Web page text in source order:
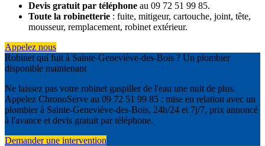
Devis gratuit par téléphone au 09 72 51 99 85.
Toute la robinetterie : fuite, mitigeur, cartouche, joint, tête,
mousseur, remplacement, robinet extérieur.
Appelez nous
Robinet qui fuit à Sainte-Geneviève-des-Bois ? Un plombier
disponible maintenant
Ne laissez pas votre robinet gaspiller de l'eau une nuit de plus.
Appelez ChronoServe au 09 72 51 99 85 : mise en relation avec un
plombier à Sainte-Geneviève-des-Bois, 24h/24 et 7j/7, prix annoncé
à l'avance et devis gratuit par téléphone.
Demander une intervention